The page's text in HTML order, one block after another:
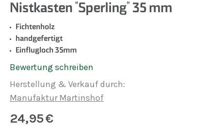
Nistkasten "Sperling" 35 mm
Fichtenholz
handgefertigt
Einflugloch 35mm
Bewertung schreiben
Herstellung & Verkauf durch:
Manufaktur Martinshof
24,95€